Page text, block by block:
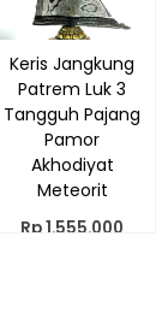
Keris Jangkung
Patrem Luk 3
Tangguh Pajang
Pamor
Akhodiyat
Meteorit
Rp 1.555.000